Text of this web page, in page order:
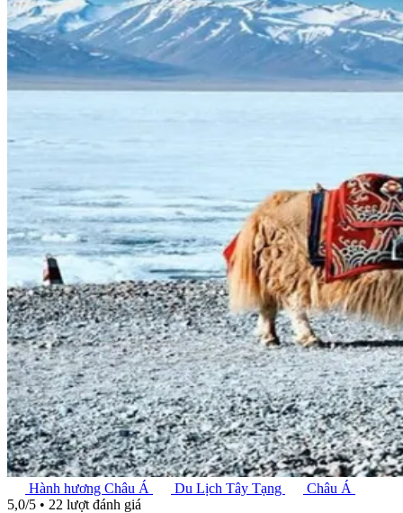
Hành hương Châu Á Du Lịch Tây Tạng
Châu Á
5,0/5 • 22 lượt đánh giá